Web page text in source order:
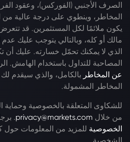
المخاطر، وينطوي على درجة عالية من
يكون ملائمًا لكل المستثمرين. قد
مالك أو كله، وبالتالي يتوجب عليك
الذي لا يمكنك تحمّل خسارته. عليك أن
المصاحبة للتداول باستخدام الهامش.
عن المخاطر بالكامل، والذي سيقدم
المخاطر المشمولة.
للشكاوى المتعلقة بالخصوصية وحماية
من خلال privacy@markets.com
.
الخصوصية للمزيد من المعلومات حول